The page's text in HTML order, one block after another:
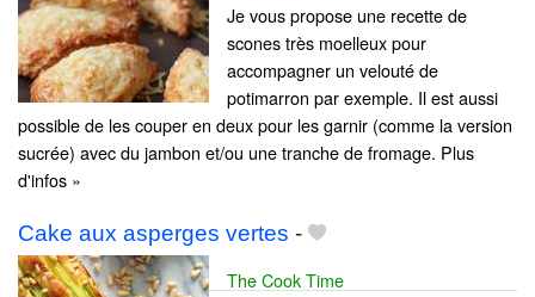
Je vous propose une recette de
scones très moelleux pour
accompagner un velouté de
potimarron par exemple. Il est aussi
possible de les couper en deux pour les garnir (comme la version
sucrée) avec du jambon et/ou une tranche de fromage. Plus
d'infos »
Cake aux asperges vertes -
The Cook Time